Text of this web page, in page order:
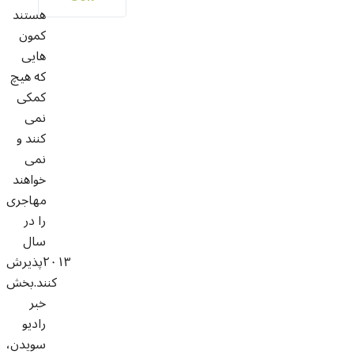
هستند
کمون
هایی
که هیچ
کمکی
نمی
کنند و
نمی
خواهند
مهاجری
را در
سال
٢٠١٣پذیرش
کنند.بخش
خبر
رادیو
سویدن،